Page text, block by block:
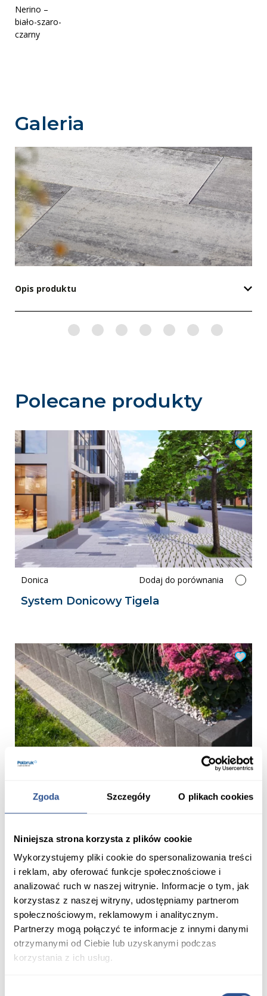
Zgoda Szczegóły O plikach cookies
Niniejsza strona korzysta z plików cookie
Wykorzystujemy pliki cookie do spersonalizowania treści
i reklam, aby oferować funkcje społecznościowe i
analizować ruch w naszej witrynie. Informacje o tym, jak
korzystasz z naszej witryny, udostępniamy partnerom
społecznościowym, reklamowym i analitycznym.
Partnerzy mogą połączyć te informacje z innymi danymi
otrzymanymi od Ciebie lub uzyskanymi podczas
korzystania z ich usług.
Nerino –
biało-szaro-
czarny
Galeria
Opis produktu
Polecane produkty
Donica Dodaj do porównania
System Donicowy Tigela
Palisada Dodaj do porównania
Palisada Hestra